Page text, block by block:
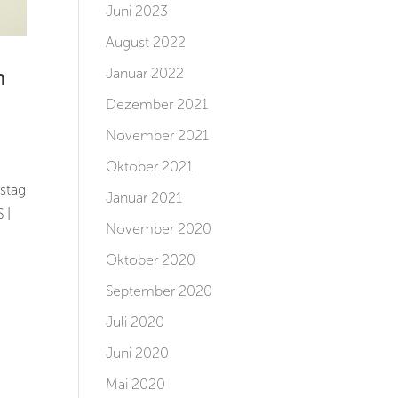
Juni 2023
August 2022
Januar 2022
Dezember 2021
November 2021
Oktober 2021
Januar 2021
November 2020
Oktober 2020
September 2020
Juli 2020
Juni 2020
Mai 2020